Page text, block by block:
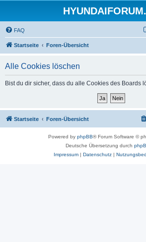
FAQ
Startseite Foren-Übersicht
Alle Cookies löschen
Bist du dir sicher, dass du alle Cookies des Boards
Startseite Foren-Übersicht
Powered by phpBB® Forum Software ©
Deutsche Übersetzung durch
Impressum | Datenschutz |